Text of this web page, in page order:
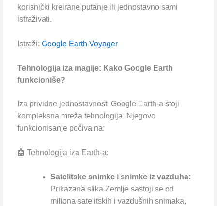
korisnički kreirane putanje ili jednostavno sami
istraživati.
Istraži: Google Earth Voyager
Tehnologija iza magije: Kako Google Earth
funkcioniše?
Iza prividne jednostavnosti Google Earth-a stoji
kompleksna mreža tehnologija. Njegovo
funkcionisanje počiva na:
🤖 Tehnologija iza Earth-a:
Satelitske snimke i snimke iz vazduha:
Prikazana slika Zemlje sastoji se od
miliona satelitskih i vazdušnih snimaka,